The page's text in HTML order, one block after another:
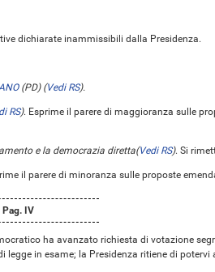
dichiarate inammissibili dalla Presidenza.
(PD) (Vedi RS).
RS). Esprime il parere di maggioranza sulle
e la democrazia diretta(Vedi RS). Si
il parere di minoranza sulle proposte
Pag. IV
ha avanzato richiesta di votazione
in esame; la Presidenza ritiene di potervi